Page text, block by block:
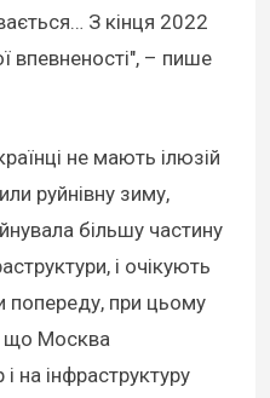
З кінця 2022
впевненості", – пише
не мають ілюзій
руйнівну зиму,
більшу частину
і очікують
попереду, при цьому
що Москва
на інфраструктуру